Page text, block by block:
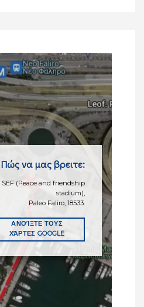
Πώς να μας βρειτε:
SEF (Peace and friendship
stadium),
Paleo Faliro, 18533.
ΑΝΟΊΞΤΕ ΤΟΥΣ
ΧΆΡΤΕΣ GOOGLE